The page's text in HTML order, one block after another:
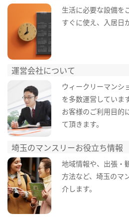
生活に必要な設備を
すぐに使え、入居日
運営会社について
ウィークリーマンシ
を多数運営しています
お客様のご利用目的
て頂きます。
埼玉のマンスリーお役立ち情報
地域情報や、出張・
方法など、埼玉のマ
介します。